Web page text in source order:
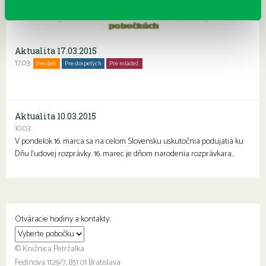
Aktualita 17.03.2015
17.03. Pre deti Pre dospelých Pre mládež
Aktualita 10.03.2015
10.03.
V pondelok 16. marca sa na celom Slovensku uskutočnia podujatia ku
Dňu ľudovej rozprávky. 16. marec je dňom narodenia rozprávkara…
Otváracie hodiny a kontakty:
© Knižnica Petržalka
Fedinova 1129/7, 851 01 Bratislava